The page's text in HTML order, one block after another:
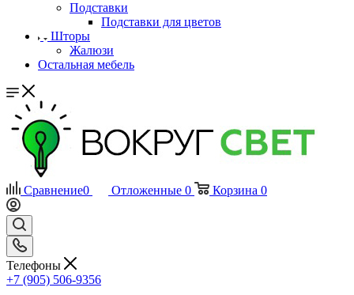
Подставки
Подставки для цветов
Шторы
Жалюзи
Остальная мебель
Сравнение0 Отложенные 0 Корзина 0
Телефоны
+7 (905) 506-9356